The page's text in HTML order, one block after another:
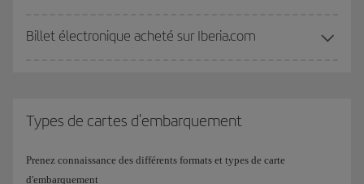
Billet électronique acheté sur Iberia.com
Types de cartes d'embarquement
Prenez connaissance des différents formats et types de carte
d'embarquement